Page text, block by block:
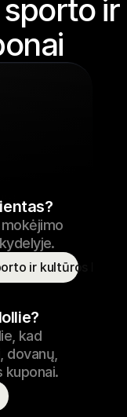
ir
€69.99
Apmokėta
ir kultūros
kad
dovanų,
kuponai.